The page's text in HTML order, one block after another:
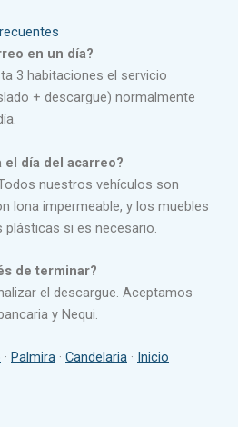
en un día?
3 habitaciones el servicio
+ descargue) normalmente
el día del acarreo?
nuestros vehículos son
lona impermeable, y los muebles
si es necesario.
de terminar?
el descargue. Aceptamos
y Nequi.
· Palmira · Candelaria · Inicio